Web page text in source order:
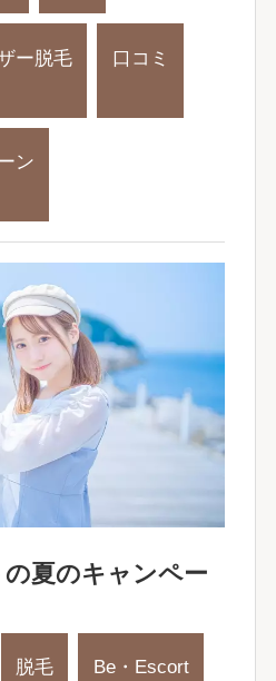
ー脱毛 口コミ
ン
夏のキャンペー
脱毛 Be・Escort